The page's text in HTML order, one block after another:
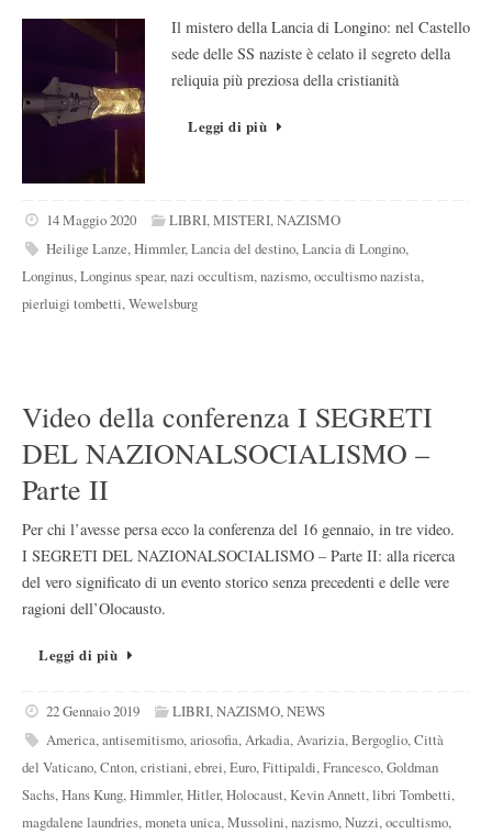
Il mistero della Lancia di Longino: nel Castello
sede delle SS naziste è celato il segreto della
reliquia più preziosa della cristianità
Leggi di più
14 Maggio 2020 LIBRI,MISTERI,NAZISMO
Heilige Lanze,Himmler,Lancia del destino,Lancia di Longino,
Longinus,Longinus spear,nazi occultism,nazismo,occultismo nazista,
pierluigi tombetti,Wewelsburg
Video della conferenza I SEGRETI
DEL NAZIONALSOCIALISMO –
Parte II
Per chi l’avesse persa ecco la conferenza del 16 gennaio, in tre video.
I SEGRETI DEL NAZIONALSOCIALISMO – Parte II: alla ricerca
del vero significato di un evento storico senza precedenti e delle vere
ragioni dell’Olocausto.
Leggi di più
22 Gennaio 2019 LIBRI,NAZISMO,NEWS
America,antisemitismo,ariosofia,Arkadia,Avarizia,Bergoglio,Città
del Vaticano,Cnton,cristiani,ebrei,Euro,Fittipaldi,Francesco,Goldman
Sachs,Hans Kung,Himmler,Hitler,Holocaust,Kevin Annett,libri Tombetti,
magdalene laundries,moneta unica,Mussolini,nazismo,Nuzzi,occultismo,